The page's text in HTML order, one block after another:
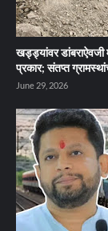
खड्ड्यांवर डांबराऐवजी
प्रकार; संतप्त
June 29, 2026